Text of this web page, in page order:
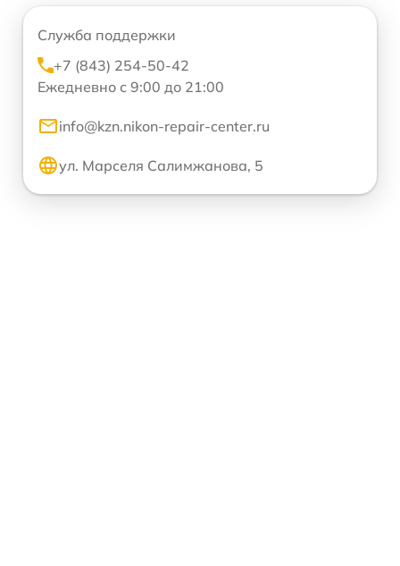
Служба поддержки
+7 (843) 254-50-42
Ежедневно с 9:00 до 21:00
info@kzn.nikon-repair-center.ru
ул. Марселя Салимжанова, 5